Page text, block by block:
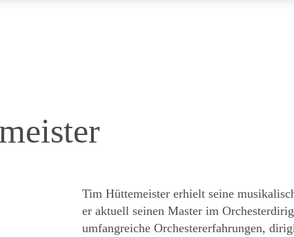
Tim Hüttemeister erhielt seine
er aktuell seinen Master im
umfangreiche Orchestererfahrungen,